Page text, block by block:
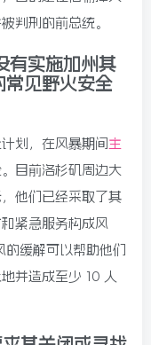
判刑的前总统。
有实施加州其
常见野火安全
划，在风暴期间 主
目前洛杉矶周边大
他们已经采取了其
紧急服务构成风
的缓解可以帮助他们
并造成至少 10 人